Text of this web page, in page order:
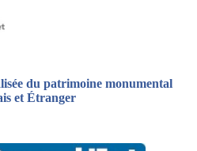
du patrimoine monumental
et Étranger